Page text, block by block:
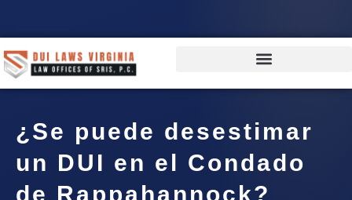
¿Se puede desestimar
un DUI en el Condado
de Rappahannock?